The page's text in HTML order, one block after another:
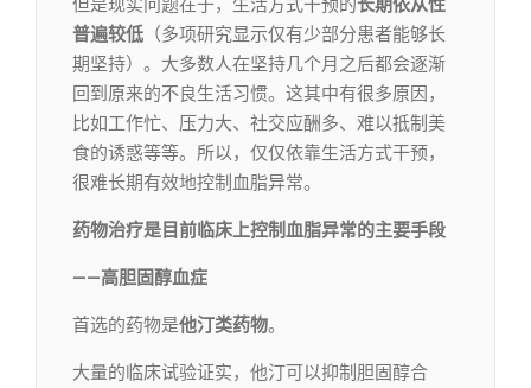
但是现实问题在于，生活方式干预的长期依从性
普遍较低 （多项研究显示仅有少部分患者能够长
期坚持）。大多数人在坚持几个月之后都会逐渐
回到原来的不良生活习惯。这其中有很多原因，
比如工作忙、压力大、社交应酬多、难以抵制美
食的诱惑等等。所以，仅仅依靠生活方式干预，
很难长期有效地控制血脂异常。
药物治疗是目前临床上控制血脂异常的主要手段
——高胆固醇血症
首选的药物是他汀类药物。
大量的临床试验证实，他汀可以抑制胆固醇合